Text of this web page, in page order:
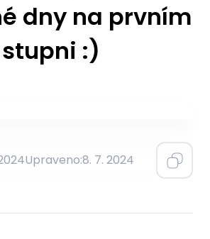
dny na prvním
stupni :)
Upraveno:8. 7. 2024